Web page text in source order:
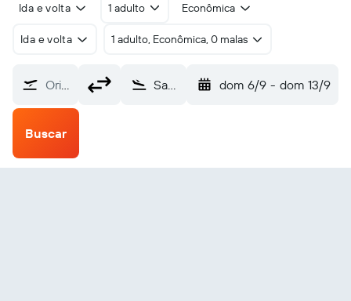
Ida e volta 1 adulto Econômica
Ida e volta 1 adulto, Econômica, 0 malas
Origem Sabang (SBG) dom 6/9 - dom 13/9
Buscar